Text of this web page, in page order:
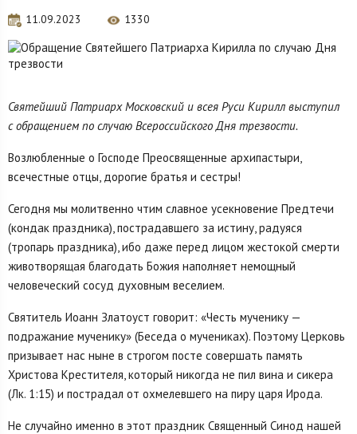
11.09.2023 1330
Святейший Патриарх Московский и всея Руси Кирилл выступил
с обращением по случаю Всероссийского Дня трезвости.
Возлюбленные о Господе Преосвященные архипастыри,
всечестные отцы, дорогие братья и сестры!
Сегодня мы молитвенно чтим славное усекновение Предтечи
(кондак праздника), пострадавшего за истину, радуяся
(тропарь праздника), ибо даже перед лицом жестокой смерти
животворящая благодать Божия наполняет немощный
человеческий сосуд духовным веселием.
Святитель Иоанн Златоуст говорит: «Честь мученику —
подражание мученику» (Беседа о мучениках). Поэтому Церковь
призывает нас ныне в строгом посте совершать память
Христова Крестителя, который никогда не пил вина и сикера
(Лк. 1:15) и пострадал от охмелевшего на пиру царя Ирода.
Не случайно именно в этот праздник Священный Синод нашей